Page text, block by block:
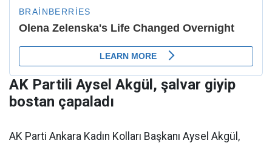
AK Partili Aysel Akgül, şalvar giyip
bostan çapaladı
AK Parti Ankara Kadın Kolları Başkanı Aysel Akgül,